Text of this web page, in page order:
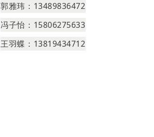
郭雅玮：13489836472
冯子怡：15806275633
王羽蝶：13819434712